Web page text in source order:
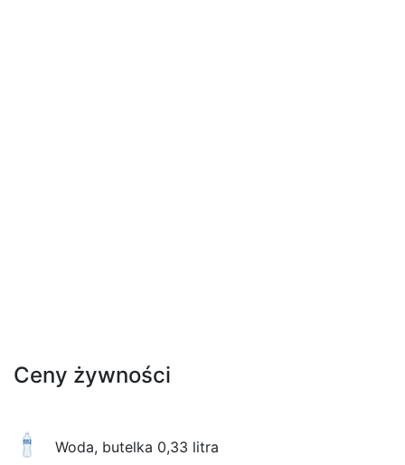
Ceny żywności
Woda, butelka 0,33 litra